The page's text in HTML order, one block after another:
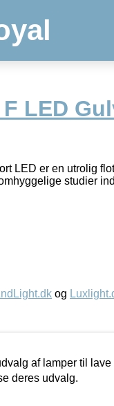
F LED
LED er en utrolig
studier
og
af lamper til lave
deres udvalg.